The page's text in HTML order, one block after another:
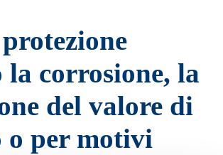
la corrosione, la
del valore di
per motivi